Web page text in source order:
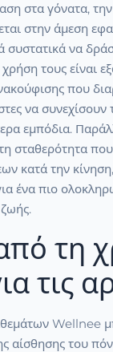
στα γόνατα,
στην άμεση
συστατικά να
τους είναι
που
να συνεχίσουν
εμπόδια.
σταθερότητα που
κατά την
ένα πιο
τη
τις
Wellnee
αίσθησης του